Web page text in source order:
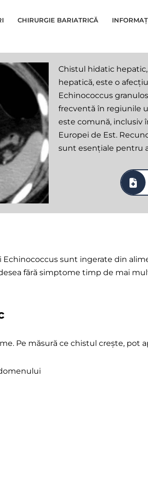
CHIRURGIE BARIATRICĂ
Chistul hidatic
hepatică, este o
Echinococcus
frecventă în regiunile
este comună, inclusiv
Europei de Est.
sunt esențiale pentru
sunt ingerate din
fără simptome timp de mai
Pe măsură ce chistul crește, pot